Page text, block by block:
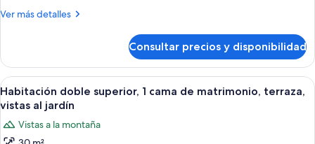
de
a
la
montaña,
en
la
Ver más detalles
Más
doble
superior,
1
cama
matrimonio,
vistas
Consultar precios y disponibilidad
Abrir
todas
fotos
Un dormitorio con una cama
4
Habitación doble superior, 1 cama de matrimonio, terraza,
vistas al jardín
Vistas a la montaña